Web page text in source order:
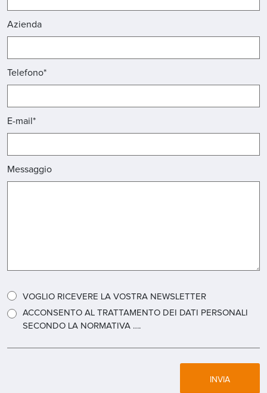
Azienda
Telefono*
E-mail*
Messaggio
VOGLIO RICEVERE LA VOSTRA NEWSLETTER
ACCONSENTO AL TRATTAMENTO DEI DATI PERSONALI
SECONDO LA NORMATIVA ….
INVIA